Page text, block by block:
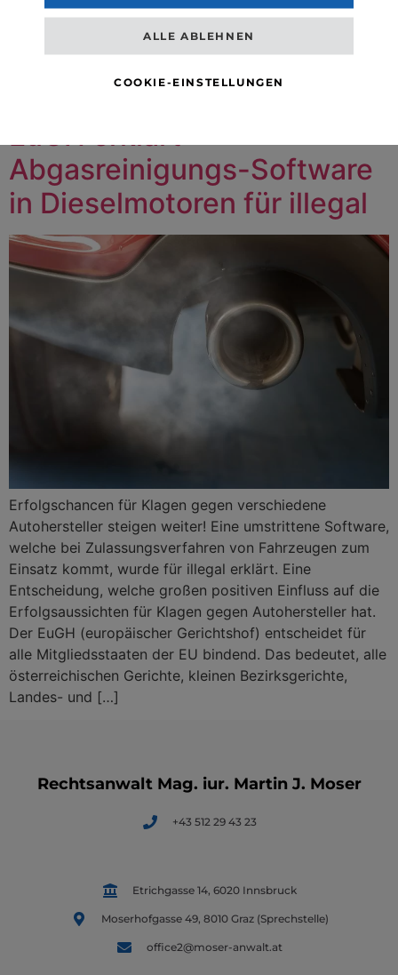
Landesgerichte in ganz Österreich die anhängigen
Abgasklagen gegen die Konzernmarken des VW
Konzerns, Daimler, BMW, etc. zu unterbrechen. Nach
Meinung der Autohersteller und der Gerichte soll eine
EuGH erklärt
Abgasreinigungs-Software
in Dieselmotoren für illegal
Erfolgschancen für Klagen gegen verschiedene
Autohersteller steigen weiter! Eine umstrittene Software,
welche bei Zulassungsverfahren von Fahrzeugen zum
Einsatz kommt, wurde für illegal erklärt. Eine
Entscheidung, welche großen positiven Einfluss auf die
Erfolgsaussichten für Klagen gegen Autohersteller hat.
Der EuGH (europäischer Gerichtshof) entscheidet für
alle Mitgliedsstaaten der EU bindend. Das bedeutet, alle
österreichischen Gerichte, kleinen Bezirksgerichte,
Landes- und […]
Rechtsanwalt Mag. iur. Martin J. Moser
+43 512 29 43 23
Etrichgasse 14, 6020 Innsbruck
Moserhofgasse 49, 8010 Graz (Sprechstelle)
office2@moser-anwalt.at
ALLE ABLEHNEN
COOKIE-EINSTELLUNGEN